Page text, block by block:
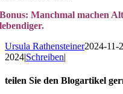
Bonus: Manchmal machen
lebendiger.
Ursula Rathensteiner2024-11-
2024|Schreiben|
teilen Sie den Blogartikel